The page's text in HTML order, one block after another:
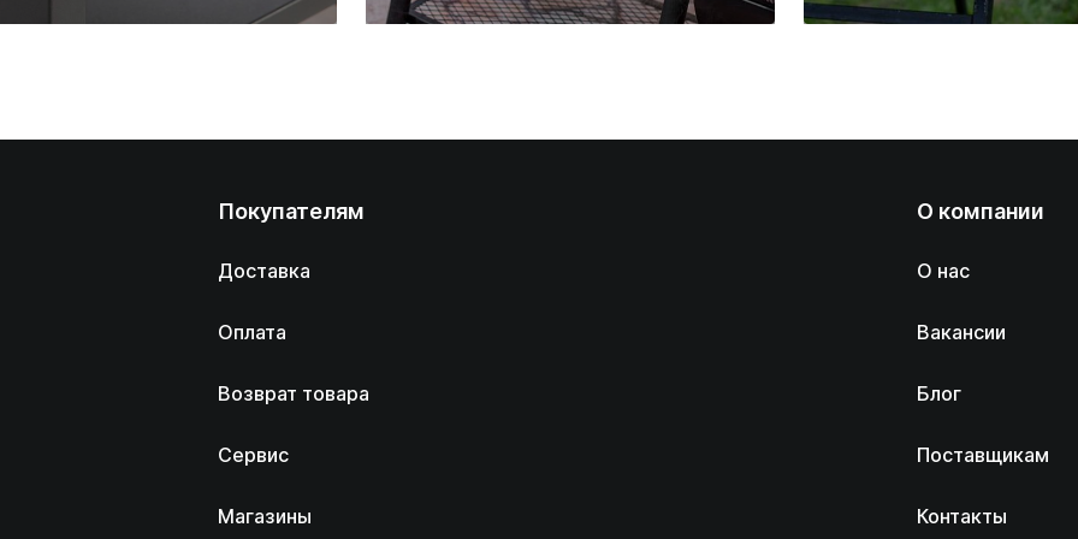
Покупателям
Доставка
Оплата
Возврат товара
Сервис
Магазины
О компании
О нас
Вакансии
Блог
Поставщикам
Контакты